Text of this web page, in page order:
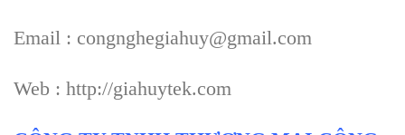
Email : congnghegiahuy@gmail.com
Web : http://giahuytek.com